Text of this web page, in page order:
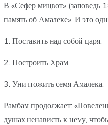
В «Сефер мицвот» (заповедь
память об Амалеке». И это
1. Поставить над собой царя.
2. Построить Храм.
3. Уничтожить семя Амалека.
Рамбам продолжает:
душах ненависть к нему,